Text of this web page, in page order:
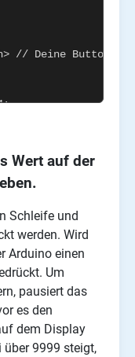
Wert auf der
Schleife und
werden. Wird
Arduino einen
Um
pausiert das
es den
dem Display
9999 steigt,